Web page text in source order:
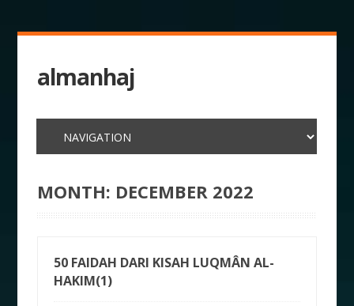
almanhaj
MONTH: DECEMBER 2022
50 FAIDAH DARI KISAH LUQMÂN AL-
HAKIM(1)